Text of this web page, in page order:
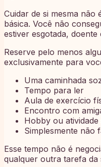
Cuidar de si mesma não
básica. Você não
estiver esgotada, doente
Reserve pelo menos
exclusivamente para
Uma caminhada
Tempo para ler
Aula de exercício
Encontro com
Hobby ou atividade
Simplesmente não
Esse tempo não é
qualquer outra tarefa da